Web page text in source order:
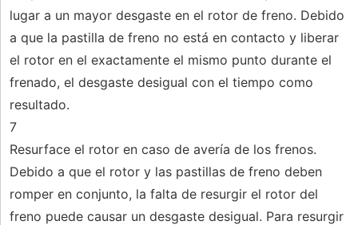
lugar a un mayor desgaste en el rotor de freno. Debido
a que la pastilla de freno no está en contacto y liberar
el rotor en el exactamente el mismo punto durante el
frenado, el desgaste desigual con el tiempo como
resultado.
7
Resurface el rotor en caso de avería de los frenos.
Debido a que el rotor y las pastillas de freno deben
romper en conjunto, la falta de resurgir el rotor del
freno puede causar un desgaste desigual. Para resurgir